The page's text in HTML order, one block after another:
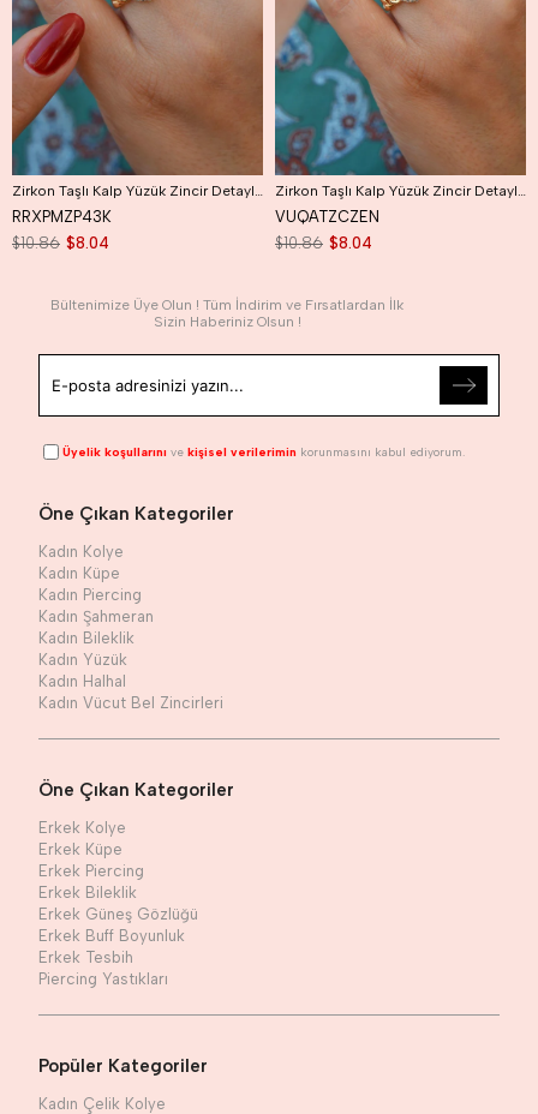
RRXPMZP43K
$8.04
$10.86
VUQATZCZEN
$8.04
$10.86
Bültenimize Üye Olun ! Tüm İndirim ve Fırsatlardan İlk
Sizin Haberiniz Olsun !
Üyelik koşullarını vekişisel verilerimin korunmasını kabul ediyorum.
Öne Çıkan Kategoriler
Kadın Kolye
Kadın Küpe
Kadın Piercing
Kadın Şahmeran
Kadın Bileklik
Kadın Yüzük
Kadın Halhal
Kadın Vücut Bel Zincirleri
Öne Çıkan Kategoriler
Erkek Kolye
Erkek Küpe
Erkek Piercing
Erkek Bileklik
Erkek Güneş Gözlüğü
Erkek Buff Boyunluk
Erkek Tesbih
Piercing Yastıkları
Popüler Kategoriler
Kadın Çelik Kolye